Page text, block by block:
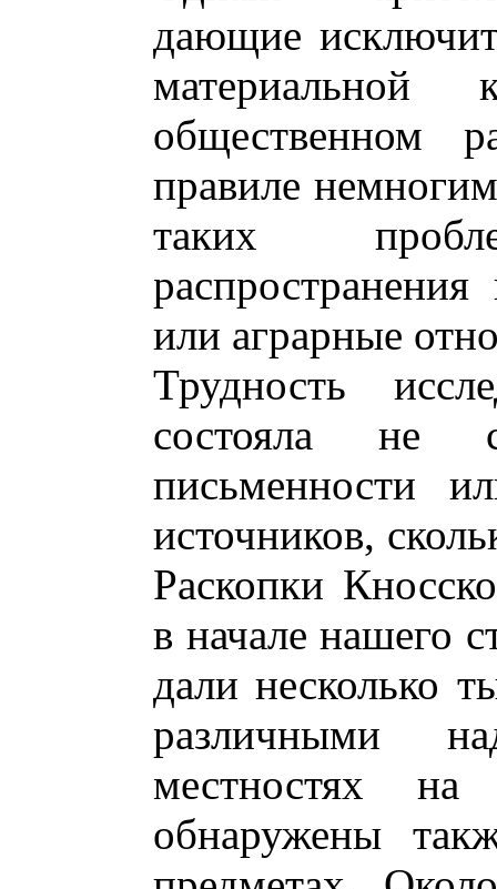
дающие
материальной
общественном
правиле
таких
или аграрные
Трудность
состояла не
письменности
источников,
Раскопки
в начале нашего
дали несколько
различными
местностях
обнаружены